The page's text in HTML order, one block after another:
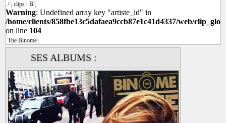
/ clips B
Warning: Undefined array key "artiste_id" in
/home/clients/858fbe13c5dafaea9ccb87e1c41d4337/web/
on line 104
The Binome
SES ALBUMS :